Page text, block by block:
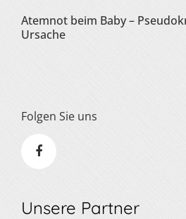
Atemnot beim Baby –
Ursache
Folgen Sie uns
Unsere Partner